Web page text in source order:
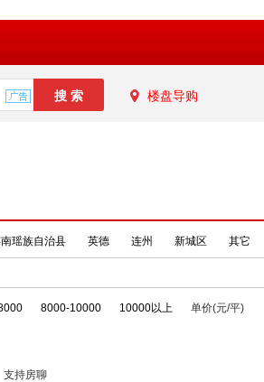
楼盘导购
瑶族自治县 英德 连州 新城区 其它
8000-10000 10000以上 单价(元/平)
支持房聊